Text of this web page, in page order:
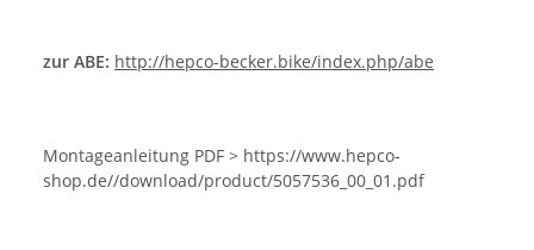
zur ABE: http://hepco-becker.bike/index.php/abe
Montageanleitung PDF > https://www.hepco-
shop.de//download/product/5057536_00_01.pdf